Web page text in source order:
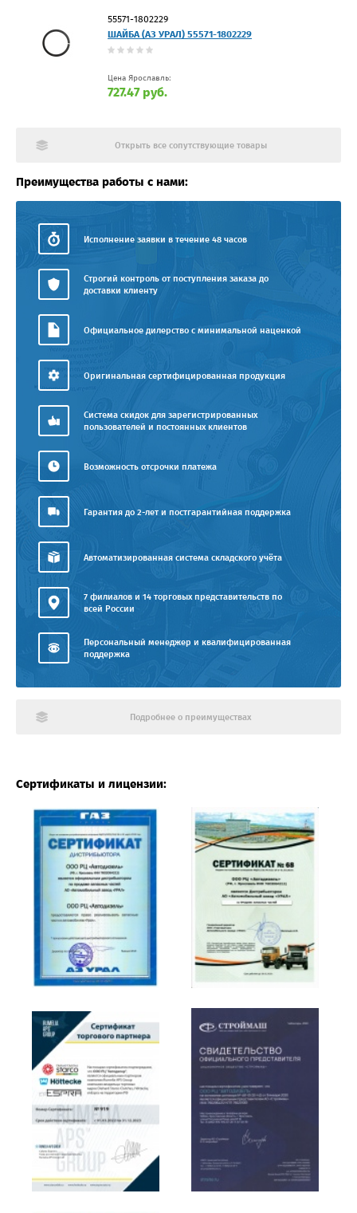
55571-1802229
ШАЙБА (АЗ УРАЛ) 55571-1802229
Цена Ярославль:
727.47 руб.
Открыть все сопутствующие товары
Преимущества работы с нами:
Исполнение заявки в течение 48 часов
Строгий контроль от поступления заказа до
доставки клиенту
Официальное дилерство с минимальной наценкой
Оригинальная сертифицированная продукция
Система скидок для зарегистрированных
пользователей и постоянных клиентов
Возможность отсрочки платежа
Гарантия до 2-лет и постгарантийная поддержка
Автоматизированная система складского учёта
7 филиалов и 14 торговых представительств по
всей России
Персональный менеджер и квалифицированная
поддержка
Подробнее о преимуществах
Сертификаты и лицензии: